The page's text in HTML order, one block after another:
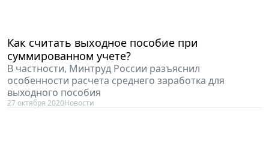
Как считать выходное пособие при
суммированном учете?
В частности, Минтруд России разъяснил
особенности расчета среднего заработка для
выходного пособия
27 октября 2020Новости